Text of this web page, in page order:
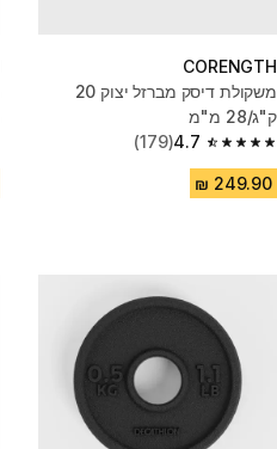
CORENGTH
משקולת דיסק מברזל יצוק 20
ק"ג/28 מ"מ
4.7
4.7 out of 5 stars from 179 reviews
(179)